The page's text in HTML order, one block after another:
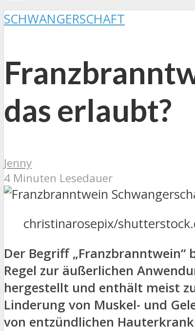
SCHWANGERSCHAFT
das erlaubt?
Jenny
4 Minuten Lesedauer
christinarosepix/
Der Begriff
Regel zur äußerlichen
hergestellt und enthält meist
Linderung von Muskel- und
von entzündlichen